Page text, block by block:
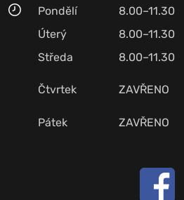
Pondělí 8.00–11.30
Úterý
8.00–11.30
Středa
8.00–11.30
Čtvrtek ZAVŘENO
Pátek
ZAVŘENO